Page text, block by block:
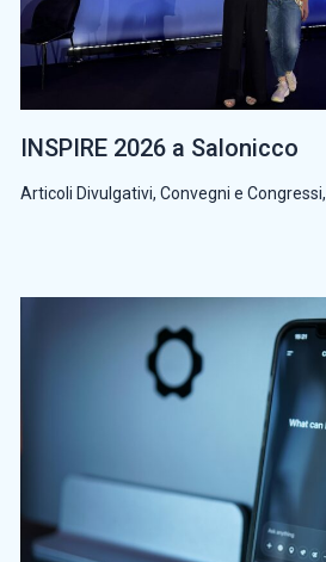
INSPIRE 2026 a Salonicco
Articoli Divulgativi, Convegni e Congressi,